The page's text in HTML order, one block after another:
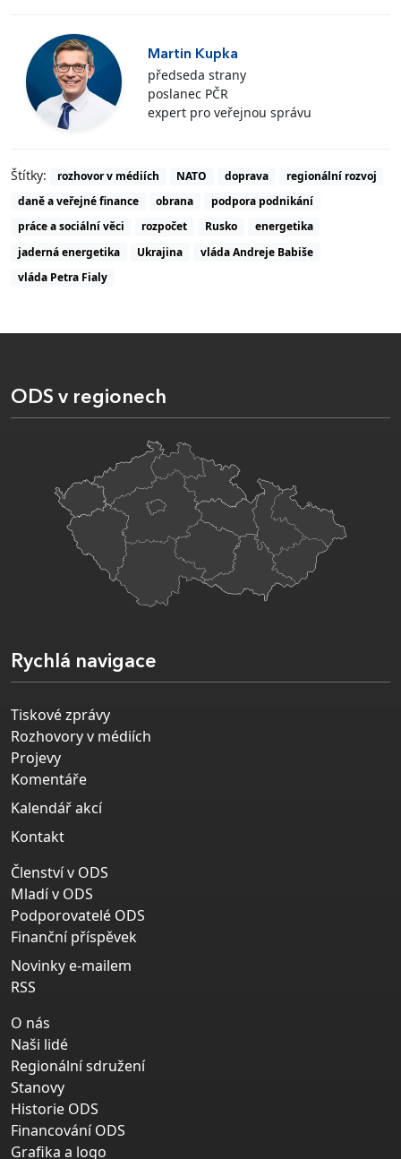
Martin Kupka
předseda strany
poslanec PČR
expert pro veřejnou správu
Štítky: rozhovor v médiích NATO doprava
regionální rozvoj
daně a veřejné finance
obrana
podpora podnikání
práce a sociální věci
rozpočet Rusko
energetika
jaderná energetika
Ukrajina
vláda Andreje Babiše
vláda Petra Fialy
ODS v regionech
Rychlá navigace
Tiskové zprávy
Rozhovory v médiích
Projevy
Komentáře
Kalendář akcí
Kontakt
Členství v ODS
Mladí v ODS
Podporovatelé ODS
Finanční příspěvek
Novinky e-mailem
RSS
O nás
Naši lidé
Regionální sdružení
Stanovy
Historie ODS
Financování ODS
Grafika a logo